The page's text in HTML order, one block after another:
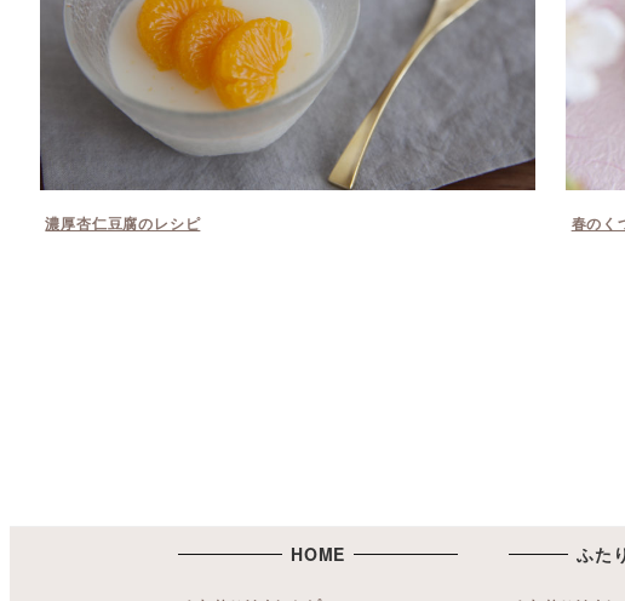
濃厚杏仁豆腐のレシピ 春のく
HOME ふた